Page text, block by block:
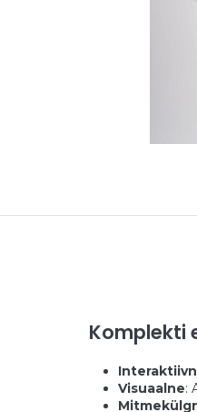
Komplekti
Visuaalne: